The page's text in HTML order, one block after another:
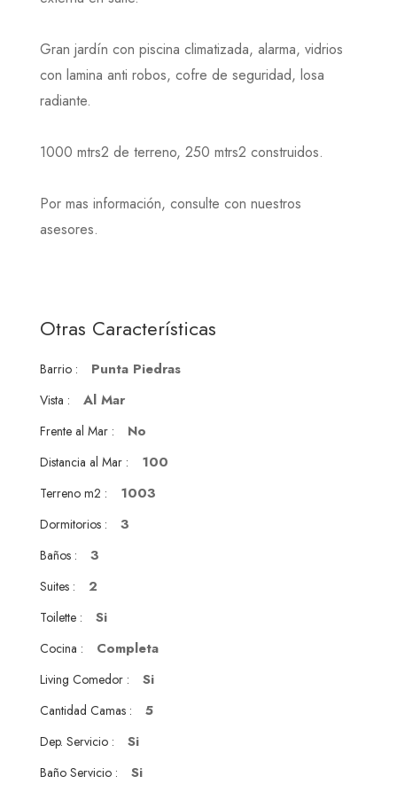
Gran jardín con piscina climatizada, alarma, vidrios
con lamina anti robos, cofre de seguridad, losa
radiante.
1000 mtrs2 de terreno, 250 mtrs2 construidos.
Por mas información, consulte con nuestros
asesores.
Otras Características
Barrio : Punta Piedras
Vista : Al Mar
Frente al Mar : No
Distancia al Mar : 100
Terreno m2 : 1003
Dormitorios : 3
Baños : 3
Suites : 2
Toilette : Si
Cocina : Completa
Living Comedor : Si
Cantidad Camas : 5
Dep. Servicio : Si
Baño Servicio : Si